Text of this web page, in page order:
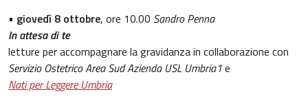
• giovedì 8 ottobre, ore 10.00 Sandro Penna
In attesa di te
letture per accompagnare la gravidanza in collaborazione con
Servizio Ostetrico Area Sud Azienda USL Umbria1e
Nati per Leggere Umbria